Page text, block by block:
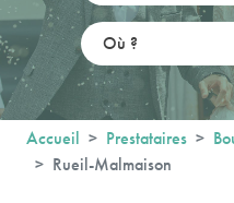
Accueil Prestataires
Rueil-Malmaison